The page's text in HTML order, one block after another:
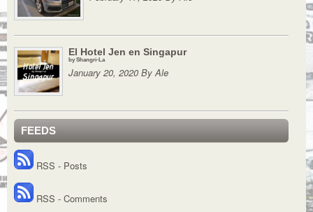
El Hotel Jen en Singapur
by Shangri-La
January 20, 2020 By Ale
FEEDS
RSS - Posts
RSS - Comments